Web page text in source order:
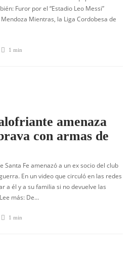
Furor por el “Estadio Leo Messi”
Mientras, la Liga Cordobesa de
1 min
amenaza
con armas de
Santa Fe amenazó a un ex socio del club
En un video que circuló en las redes
a él y a su familia si no devuelve las
más: De…
1 min